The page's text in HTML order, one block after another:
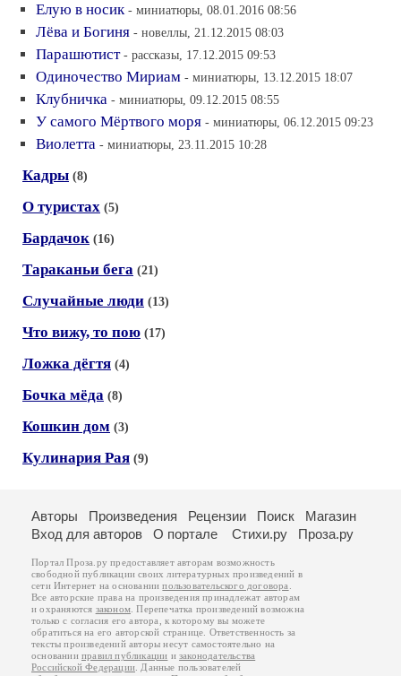
Елую в носик - миниатюры, 08.01.2016 08:56
Лёва и Богиня - новеллы, 21.12.2015 08:03
Парашютист - рассказы, 17.12.2015 09:53
Одиночество Мириам - миниатюры, 13.12.2015 18:07
Клубничка - миниатюры, 09.12.2015 08:55
У самого Мёртвого моря - миниатюры, 06.12.2015 09:23
Виолетта - миниатюры, 23.11.2015 10:28
Кадры (8)
О туристах (5)
Бардачок (16)
Тараканьи бега (21)
Случайные люди (13)
Что вижу, то пою (17)
Ложка дёгтя (4)
Бочка мёда (8)
Кошкин дом (3)
Кулинария Рая (9)
Авторы Произведения Рецензии Поиск
Магазин
Вход для авторов
О портале Стихи.ру Проза.ру
Портал Проза.ру предоставляет авторам возможность
свободной публикации своих литературных произведений в
сети Интернет на основаниипользовательского договора
Все авторские права на произведения принадлежат авторам
и охраняются законом . Перепечатка произведений возможна
только с согласия его автора, к которому вы можете
обратиться на его авторской странице. Ответственность за
тексты произведений авторы несут самостоятельно на
основанииправил публикации изаконодательства
Российской Федерации . Данные пользователей